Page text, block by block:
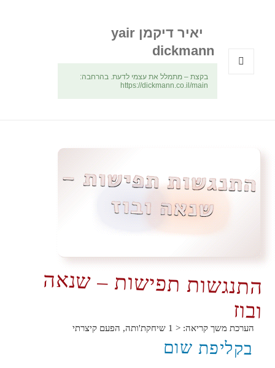
יאיר דיקמן yair
dickmann
בקצת – מתמלל את עצמי לדעת. בהרחבה:
https://dickmann.co.il/main
התנגשות תפישות – שנאה
ובוז
הערכת משך קריאה: < 1 שיחקת'ותה, הפעם קיצרתי
בקליפת שום